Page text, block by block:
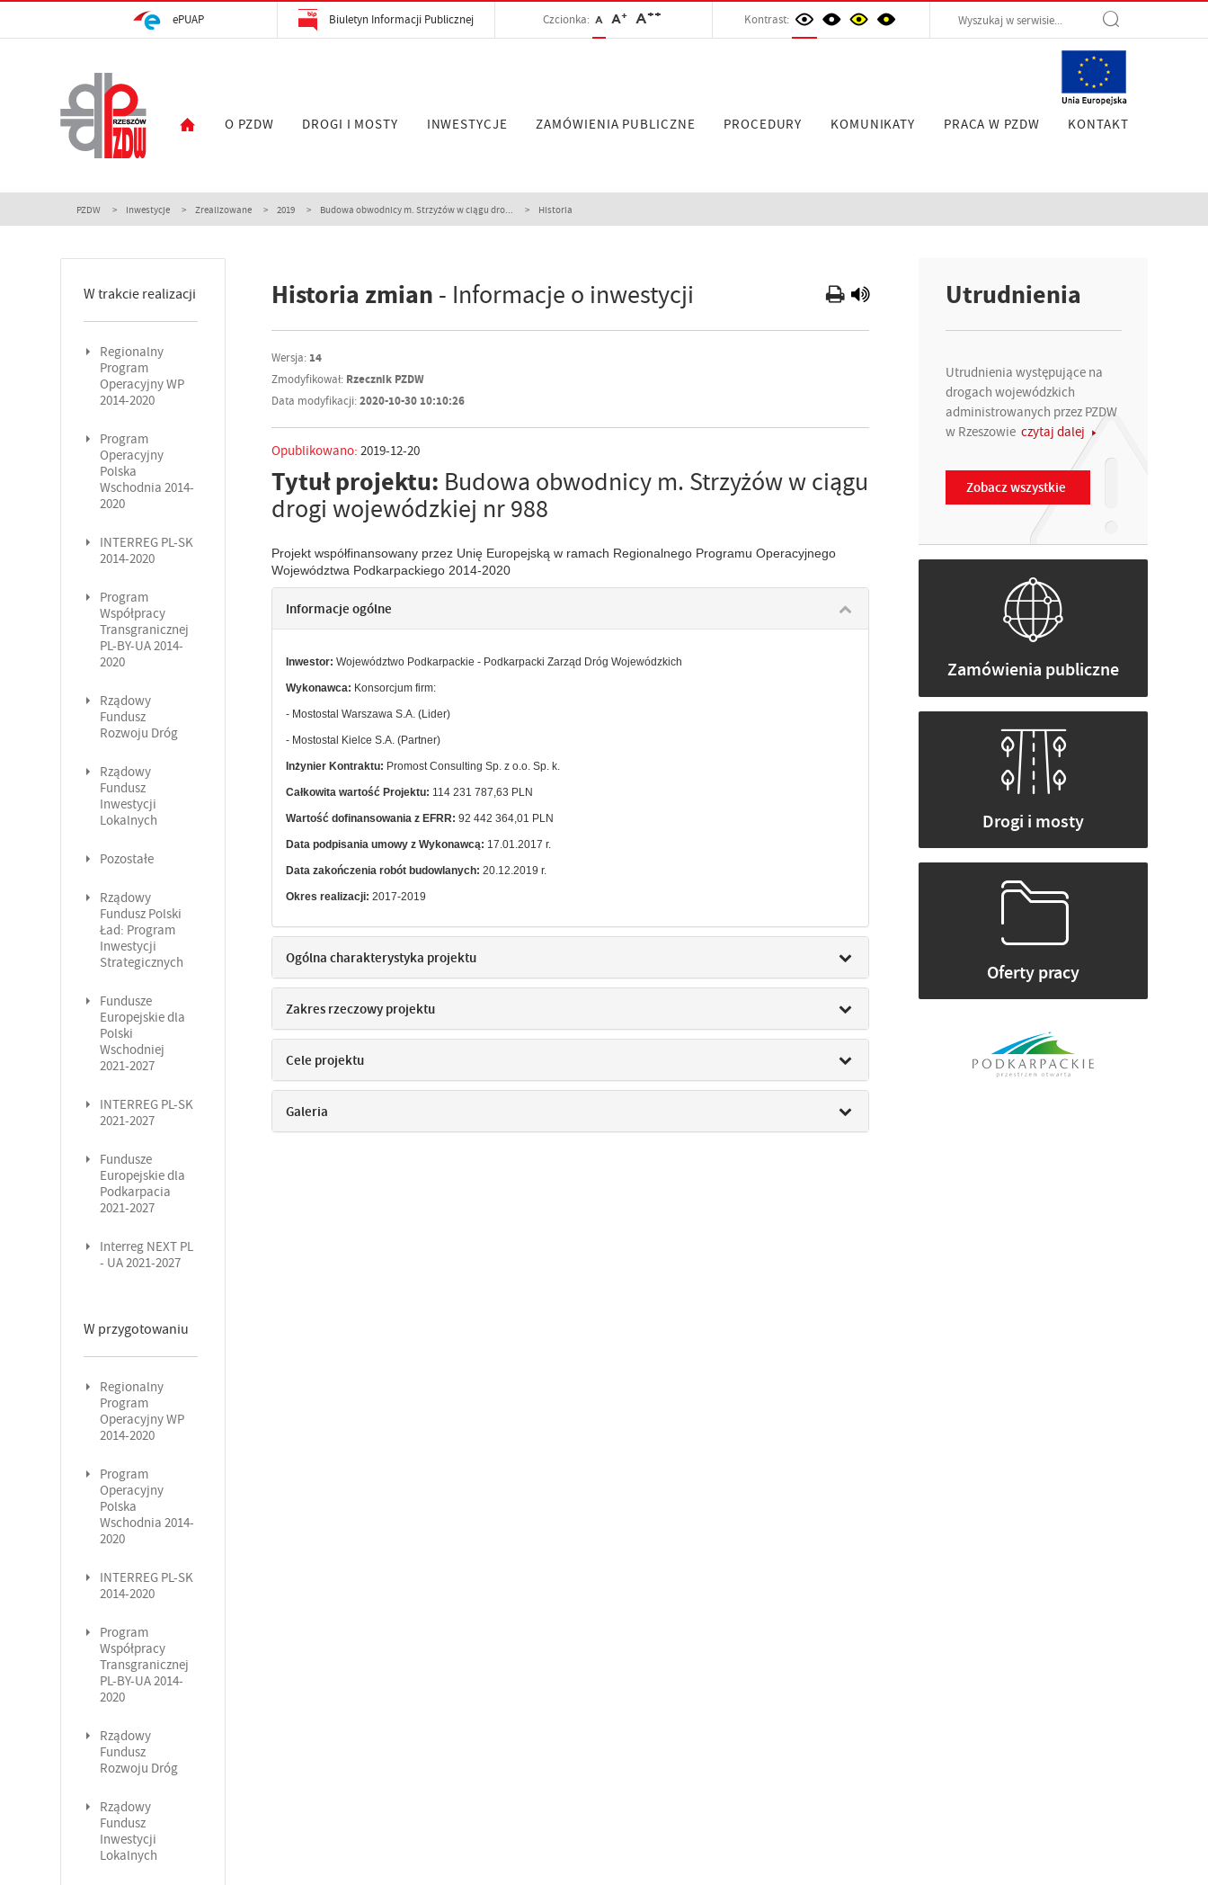
ePUAP Biuletyn Informacji Publicznej Czcionka: A A+ A++ Kontrast:
O PZDW DROGI I MOSTY INWESTYCJE ZAMÓWIENIA PUBLICZNE PROCEDURY KOMUNIKATY PRACA W PZDW KONTAKT
PZDW Inwestycje Zrealizowane 2019 Budowa obwodnicy m. Strzyżów w ciągu dro... Historia
W trakcie realizacji
Regionalny
Program
Operacyjny WP
2014-2020
Program
Operacyjny
Polska
Wschodnia 2014-
2020
INTERREG PL-SK
2014-2020
Program
Współpracy
Transgranicznej
PL-BY-UA 2014-
2020
Rządowy
Fundusz
Rozwoju Dróg
Rządowy
Fundusz
Inwestycji
Lokalnych
Pozostałe
Rządowy
Fundusz Polski
Ład: Program
Inwestycji
Strategicznych
Fundusze
Europejskie dla
Polski
Wschodniej
2021-2027
INTERREG PL-SK
2021-2027
Fundusze
Europejskie dla
Podkarpacia
2021-2027
Interreg NEXT PL
- UA 2021-2027
W przygotowaniu
Regionalny
Program
Operacyjny WP
2014-2020
Program
Operacyjny
Polska
Wschodnia 2014-
2020
INTERREG PL-SK
2014-2020
Program
Współpracy
Transgranicznej
PL-BY-UA 2014-
2020
Rządowy
Fundusz
Rozwoju Dróg
Rządowy
Fundusz
Inwestycji
Lokalnych
Historia zmian - Informacje o inwestycji
Wersja: 14
Zmodyfikował: Rzecznik PZDW
Data modyfikacji:2020-10-30 10:10:26
Opublikowano: 2019-12-20
Tytuł projektu: Budowa obwodnicy m. Strzyżów w ciągu
drogi wojewódzkiej nr 988
Projekt współfinansowany przez Unię Europejską w ramach Regionalnego Programu Operacyjnego
Województwa Podkarpackiego 2014-2020
Informacje ogólne
Inwestor: Województwo Podkarpackie - Podkarpacki Zarząd Dróg Wojewódzkich
Wykonawca: Konsorcjum firm:
- Mostostal Warszawa S.A. (Lider)
- Mostostal Kielce S.A. (Partner)
Inżynier Kontraktu: Promost Consulting Sp. z o.o. Sp. k.
Całkowita wartość Projektu: 114 231 787,63 PLN
Wartość dofinansowania z EFRR: 92 442 364,01 PLN
Data podpisania umowy z Wykonawcą: 17.01.2017 r.
Data zakończenia robót budowlanych: 20.12.2019 r.
Okres realizacji: 2017-2019
Ogólna charakterystyka projektu
Zakres rzeczowy projektu
Cele projektu
Galeria
Utrudnienia
Utrudnienia występujące na
drogach wojewódzkich
administrowanych przez PZDW
w Rzeszowie czytaj dalej
Zobacz wszystkie
Zamówienia publiczne
Drogi i mosty
Oferty pracy